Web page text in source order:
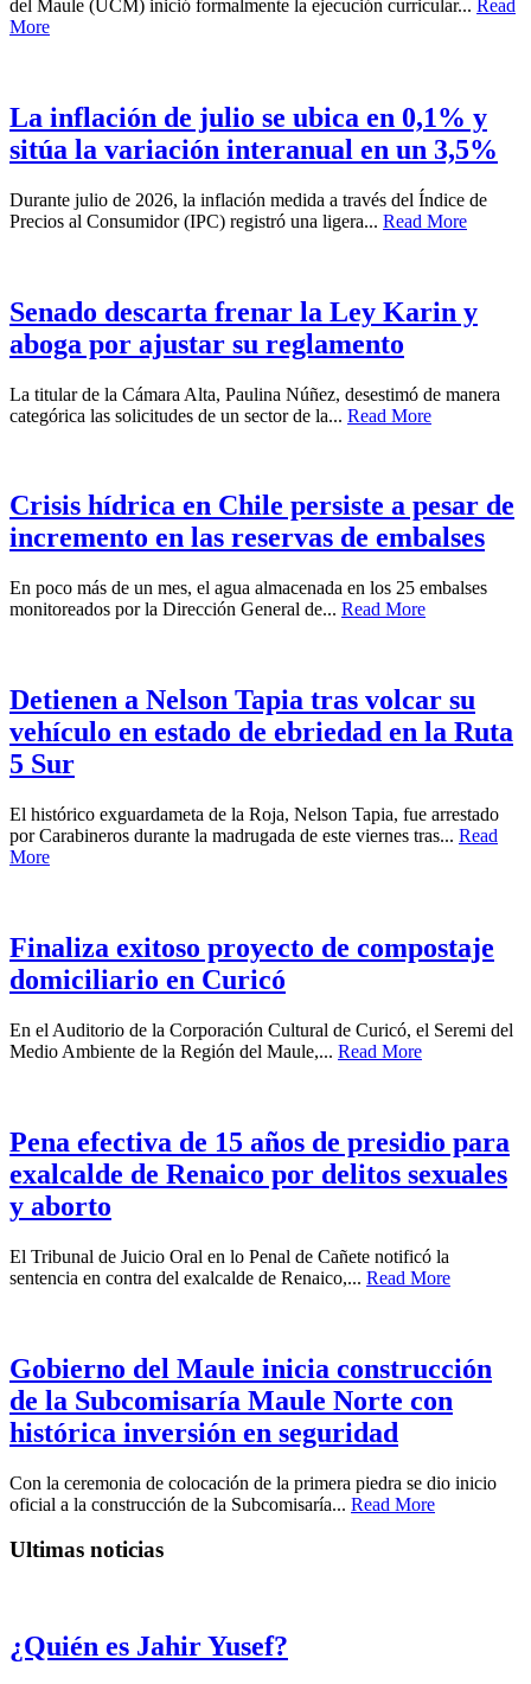
del Maule (UCM) inició formalmente la ejecución curricular... Read
More
La inflación de julio se ubica en 0,1% y
sitúa la variación interanual en un 3,5%
Durante julio de 2026, la inflación medida a través del Índice de
Precios al Consumidor (IPC) registró una ligera... Read More
Senado descarta frenar la Ley Karin y
aboga por ajustar su reglamento
La titular de la Cámara Alta, Paulina Núñez, desestimó de manera
categórica las solicitudes de un sector de la... Read More
Crisis hídrica en Chile persiste a pesar de
incremento en las reservas de embalses
En poco más de un mes, el agua almacenada en los 25 embalses
monitoreados por la Dirección General de... Read More
Detienen a Nelson Tapia tras volcar su
vehículo en estado de ebriedad en la Ruta
5 Sur
El histórico exguardameta de la Roja, Nelson Tapia, fue arrestado
por Carabineros durante la madrugada de este viernes tras... Read
More
Finaliza exitoso proyecto de compostaje
domiciliario en Curicó
En el Auditorio de la Corporación Cultural de Curicó, el Seremi del
Medio Ambiente de la Región del Maule,... Read More
Pena efectiva de 15 años de presidio para
exalcalde de Renaico por delitos sexuales
y aborto
El Tribunal de Juicio Oral en lo Penal de Cañete notificó la
sentencia en contra del exalcalde de Renaico,... Read More
Gobierno del Maule inicia construcción
de la Subcomisaría Maule Norte con
histórica inversión en seguridad
Con la ceremonia de colocación de la primera piedra se dio inicio
oficial a la construcción de la Subcomisaría... Read More
Ultimas noticias
¿Quién es Jahir Yusef?